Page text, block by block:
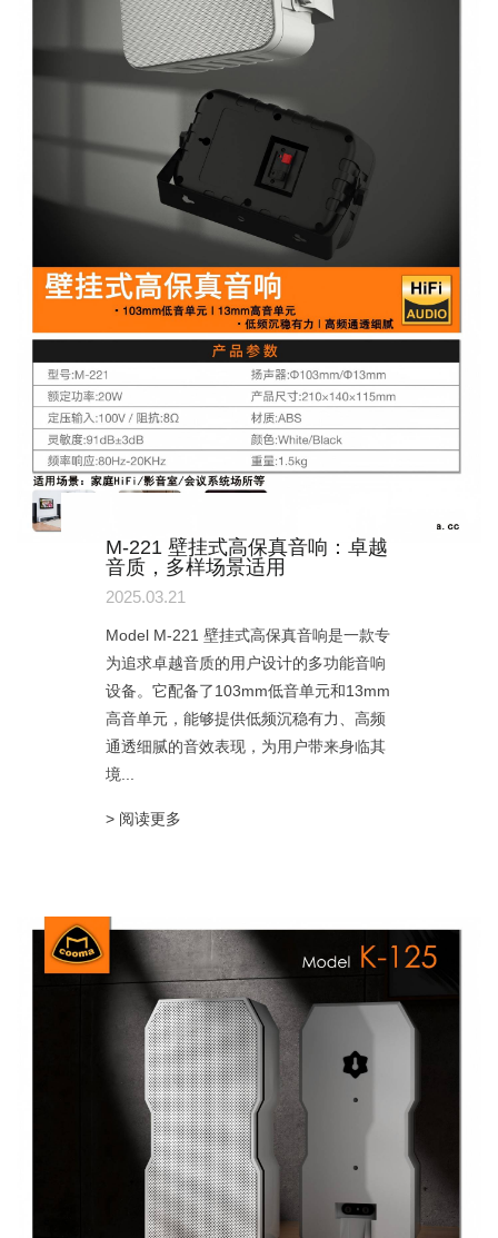
M-221 壁挂式高保真音响：卓越
音质，多样场景适用
2025.03.21
Model M-221 壁挂式高保真音响是一款专
为追求卓越音质的用户设计的多功能音响
设备。它配备了103mm低音单元和13mm
高音单元，能够提供低频沉稳有力、高频
通透细腻的音效表现，为用户带来身临其
境...
> 阅读更多